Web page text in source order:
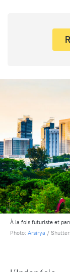
À la fois futuriste et
Photo: Arsirya /